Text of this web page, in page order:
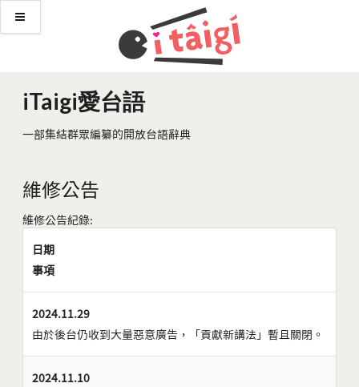
iTaigi愛台語
一部集結群眾編纂的開放台語辭典
維修公告
維修公告紀錄:
日期
事項
2024.11.29
由於後台仍收到大量惡意廣告，「貢獻新講法」暫且關閉。
2024.11.10